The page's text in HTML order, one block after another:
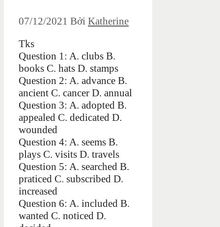
07/12/2021 Bởi Katherine
Tks
Question 1: A. clubs B.
books C. hats D. stamps
Question 2: A. advance B.
ancient C. cancer D. annual
Question 3: A. adopted B.
appealed C. dedicated D.
wounded
Question 4: A. seems B.
plays C. visits D. travels
Question 5: A. searched B.
praticed C. subscribed D.
increased
Question 6: A. included B.
wanted C. noticed D.